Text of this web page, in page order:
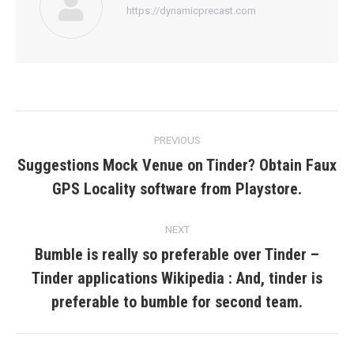
https://dynamicprecast.com
navigation
PREVIOUS
Previous
post:
Suggestions Mock Venue on Tinder? Obtain Faux
GPS Locality software from Playstore.
NEXT
Next
post:
Bumble is really so preferable over Tinder –
Tinder applications Wikipedia : And, tinder is
preferable to bumble for second team.